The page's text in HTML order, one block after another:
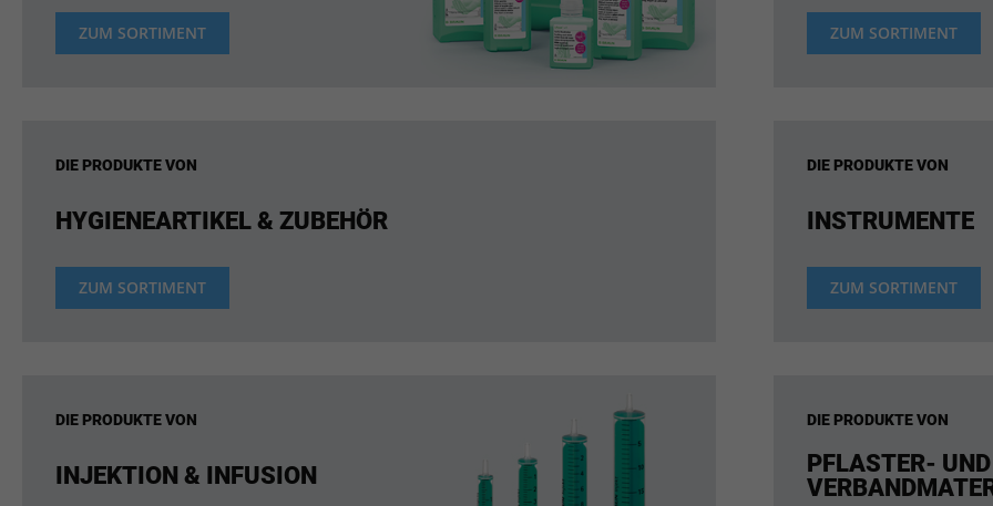
ZUM SORTIMENT ZUM SORTIMENT
DIE PRODUKTE VON
HYGIENEARTIKEL & ZUBEHÖR
ZUM SORTIMENT
DIE PRODUKTE VON
INSTRUMENTE
ZUM SORTIMENT
DIE PRODUKTE VON
INJEKTION & INFUSION
DIE PRODUKTE VON
PFLASTER- UND